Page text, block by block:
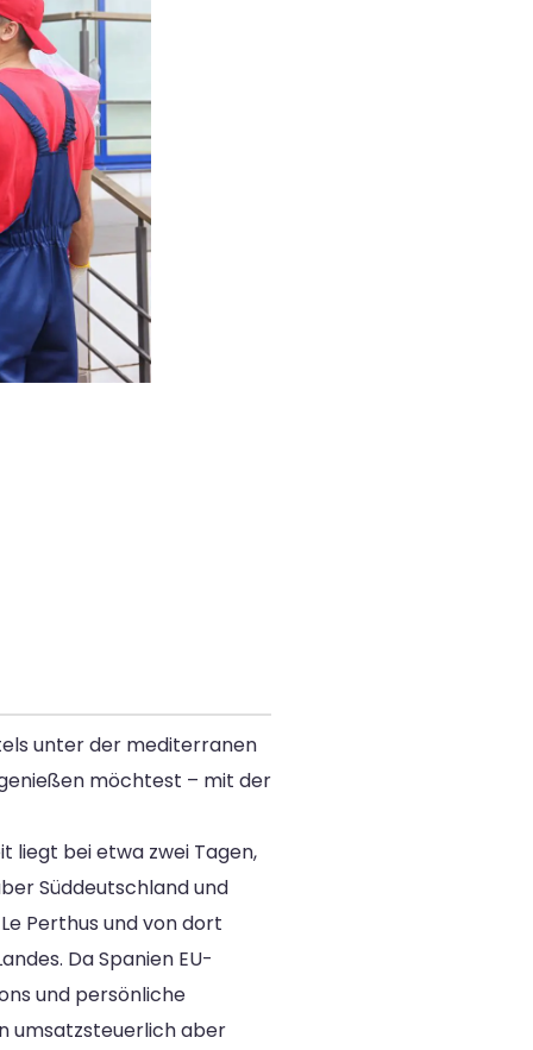
unter der mediterranen
möchtest – mit der
liegt bei etwa zwei Tagen,
Süddeutschland und
Perthus und von dort
Da Spanien EU-
und persönliche
umsatzsteuerlich aber